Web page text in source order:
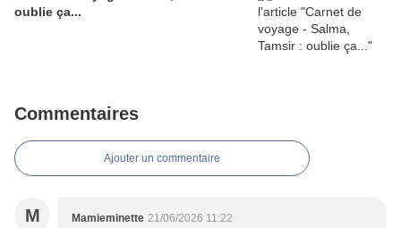
oublie ça...
Commentaires
Ajouter un commentaire
M Mamieminette 21/06/2026 11:22